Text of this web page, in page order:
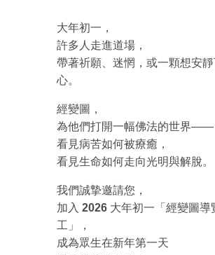
大年初一，
許多人走進道場，
帶著祈願、迷惘，或一顆想安
心。
經變圖，
為他們打開一幅佛法的世界——
看見病苦如何被療癒，
看見生命如何走向光明與解脫。
我們誠摯邀請您，
加入 2026 大年初一「經變圖導
工」
，
成為眾生在新年第一天